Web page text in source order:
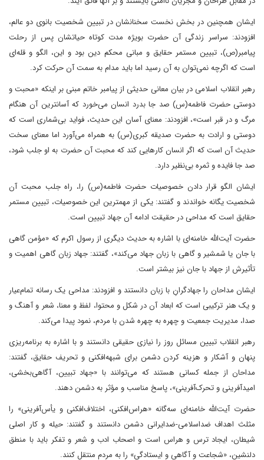
ایشان همچنین در بخش نخست سخنانشان در تبیین شخصیت بانوی دو عالم،
افزودند: سراسر زندگی آن حضرت بویژه مدت کوتاه حیاتشان پس از رحلت
پیامبر(ص)، تبیین مستمر حقایق و مبانی محکم دین بود و این، الگو و قله‌ای
است که اگرچه نمی‌توان به آن رسید اما باید مدام به سمت آن حرکت کرد.
رهبر انقلاب اسلامی در بیان معانی حدیثی از پیامبر خاتم مبنی بر اینکه «محبت و
دوستی حضرت فاطمه(س) صد جا بدرد انسان می‌خورد که آسانترین آن هنگام
مرگ و در قبر است»، افزودند: معنای آسان این حدیث، فواید بی‌شماری است که
دوستی و ارادت به حضرت صدیقه کبری(س) به همراه می‌آورد اما معنای سخت
حدیث آن است که اگر انسان کارهایی کند که محبت آن حضرت به او جلب شود،
صد جا فایده و ثمره بی‌نظیر دارد.
ایشان الگو قرار دادن خصوصیات حضرت فاطمه(س) را، راه جلب محبت آن
شخصیت یگانه خواندند و گفتند: یکی از مهمترین این خصوصیات، تبیین مستمر
حقایق است که مداحی در حقیقت ادامه آن جهاد تبیین است.
حضرت آیت‌الله خامنه‌ای با اشاره به حدیث دیگری از رسول اکرم که «مؤمن گاهی
با جان یا شمشیر و گاهی با زبان جهاد می‌کند»، گفتند: جهاد زبان گاهی اهمیت و
تأثیرش از جهاد با جان نیز بیشتر است.
ایشان مداحان را جهادگرانِ با زبان دانستند و افزودند: مداحی یک رسانه تمام‌عیار
و یک هنر ترکیبی است که ابعاد آن در شکل و محتوا، لفظ و معنا، شعر و آهنگ و
صدا، مدیریت جمعیت و چهره به چهره شدن با مردم، نمود پیدا می‌کند.
رهبر انقلاب تبیین مسائل روز را نیازی حقیقی دانستند و با اشاره به برنامه‌ریزی
پنهان و آشکار و هزینه کردن دشمن برای شبهه‌افکنی و تحریف حقایق، گفتند:
مداحان از جمله کسانی هستند که می‌توانند با «جهاد تبیین، آگاهی‌بخشی،
امیدآفرینی و تحرک‌آفرینی»، پاسخ مناسب و مؤثر به دشمن دهند.
حضرت آیت‌الله خامنه‌ای سه‌گانه «هراس‌افکنی، اختلاف‌افکنی و یأس‌آفرینی» را
مثلث اهداف ضداسلامی-ضدایرانی دشمن دانستند و گفتند: حیله و کار اصلی
شیطان، ایجاد ترس و هراس است و اصحاب ادب و شعر و تفکر باید با منطق
دلنشین، «شجاعت و آگاهی و ایستادگی» را به مردم منتقل کنند.